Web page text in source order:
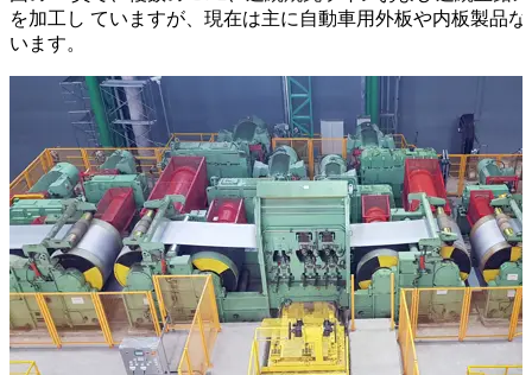
を加工し ていますが、現在は主に自動車用外板や内板製品
います。